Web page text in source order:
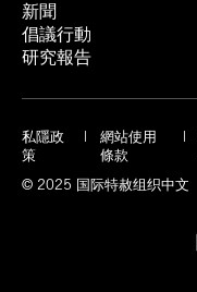
新聞
倡議行動
研究報告
私隱政
策
網站使用
條款
© 2025 国际特赦组织中文